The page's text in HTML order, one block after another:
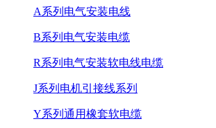
A系列电气安装电线
B系列电气安装电缆
R系列电气安装软电线电缆
J系列电机引接线系列
Y系列通用橡套软电缆